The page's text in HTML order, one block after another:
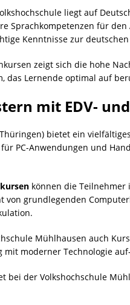
liegt auf
Sprachkompetenzen für
Kenntnisse zur
zeigt sich die hohe
das Lernende optimal auf
mit EDV-
bietet ein
PC-Anwendungen und
können die Teilnehmer
von grundlegenden
Mühlhausen auch
mit moderner Technologie
bei der Volkshochschule